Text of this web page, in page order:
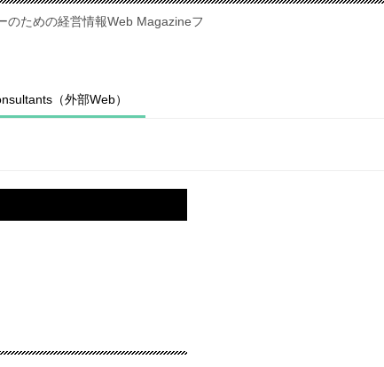
のための経営情報Web Magazineフ
（外部Web）